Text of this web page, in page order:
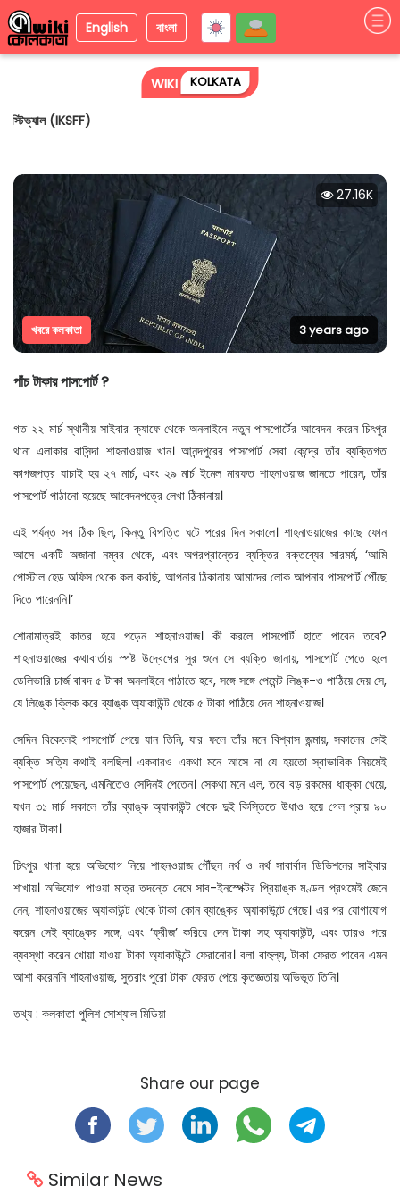
English বাংলা
WIKI KOLKATA
বিশ্ব পরিবেশ দিবসে পরিবেশ রক্ষার বার্তা ছড়াল আন্তর্জাতিক কলকাতা শর্ট ফিল্ম ফেস্টিভ্যাল
পাঁচ টাকার পাসপোর্ট ?
27.16K
খবরে কলকাতা 3 years ago
গত ২২ মার্চ স্থানীয় সাইবার ক্যাফে থেকে অনলাইনে নতুন পাসপোর্টের আবেদন করেন চিৎপুর
থানা এলাকার বাসিন্দা শাহনাওয়াজ খান। আনন্দপুরের পাসপোর্ট সেবা কেন্দ্রে তাঁর ব্যক্তিগত
কাগজপত্র যাচাই হয় ২৭ মার্চ, এবং ২৯ মার্চ ইমেল মারফত শাহনাওয়াজ জানতে পারেন, তাঁর
পাসপোর্ট পাঠানো হয়েছে আবেদনপত্রে লেখা ঠিকানায়।
এই পর্যন্ত সব ঠিক ছিল, কিন্তু বিপত্তি ঘটে পরের দিন সকালে। শাহনাওয়াজের কাছে ফোন
আসে একটি অজানা নম্বর থেকে, এবং অপরপ্রান্তের ব্যক্তির বক্তব্যের সারমর্ম, ‘আমি
পোস্টাল হেড অফিস থেকে কল করছি, আপনার ঠিকানায় আমাদের লোক আপনার পাসপোর্ট পৌঁছে
দিতে পারেননি।’
শোনামাত্রই কাতর হয়ে পড়েন শাহনাওয়াজ। কী করলে পাসপোর্ট হাতে পাবেন তবে?
শাহনাওয়াজের কথাবার্তায় স্পষ্ট উদ্বেগের সুর শুনে সে ব্যক্তি জানায়, পাসপোর্ট পেতে হলে
ডেলিভারি চার্জ বাবদ ৫ টাকা অনলাইনে পাঠাতে হবে, সঙ্গে সঙ্গে পেমেন্ট লিঙ্ক-ও পাঠিয়ে দেয় সে,
যে লিঙ্কে ক্লিক করে ব্যাঙ্ক অ্যাকাউন্ট থেকে ৫ টাকা পাঠিয়ে দেন শাহনাওয়াজ।
সেদিন বিকেলেই পাসপোর্ট পেয়ে যান তিনি, যার ফলে তাঁর মনে বিশ্বাস জন্মায়, সকালের সেই
ব্যক্তি সত্যি কথাই বলছিল। একবারও একথা মনে আসে না যে হয়তো স্বাভাবিক নিয়মেই
পাসপোর্ট পেয়েছেন, এমনিতেও সেদিনই পেতেন। সেকথা মনে এল, তবে বড় রকমের ধাক্কা খেয়ে,
যখন ৩১ মার্চ সকালে তাঁর ব্যাঙ্ক অ্যাকাউন্ট থেকে দুই কিস্তিতে উধাও হয়ে গেল প্রায় ৯০
হাজার টাকা।
চিৎপুর থানা হয়ে অভিযোগ নিয়ে শাহনওয়াজ পৌঁছন নর্থ ও নর্থ সাবার্বান ডিভিশনের সাইবার
শাখায়। অভিযোগ পাওয়া মাত্র তদন্তে নেমে সাব-ইনস্পেক্টর প্রিয়াঙ্ক মণ্ডল প্রথমেই জেনে
নেন, শাহনাওয়াজের অ্যাকাউন্ট থেকে টাকা কোন ব্যাঙ্কের অ্যাকাউন্টে গেছে। এর পর যোগাযোগ
করেন সেই ব্যাঙ্কের সঙ্গে, এবং ‘ফ্রীজ’ করিয়ে দেন টাকা সহ অ্যাকাউন্ট, এবং তারও পরে
ব্যবস্থা করেন খোয়া যাওয়া টাকা অ্যাকাউন্টে ফেরানোর। বলা বাহুল্য, টাকা ফেরত পাবেন এমন
আশা করেননি শাহনাওয়াজ, সুতরাং পুরো টাকা ফেরত পেয়ে কৃতজ্ঞতায় অভিভূত তিনি।
তথ্য : কলকাতা পুলিশ সোশ্যাল মিডিয়া
Share our page
Similar News